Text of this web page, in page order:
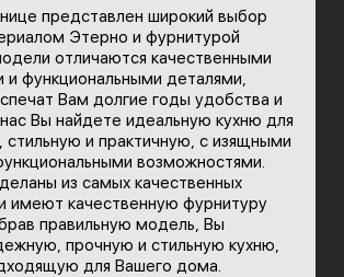
представлен широкий выбор
Этерно и фурнитурой
отличаются качественными
и функциональными деталями,
Вам долгие годы удобства и
Вы найдете идеальную кухню для
стильную и практичную, с изящными
возможностями.
из самых качественных
имеют качественную фурнитуру
правильную модель, Вы
прочную и стильную кухню,
для Вашего дома.